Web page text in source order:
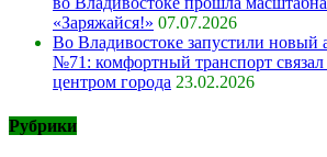
«Заряжайся!» 07.07.2026
Во Владивостоке запустили новый
№71: комфортный транспорт связал
центром города 23.02.2026
Рубрики